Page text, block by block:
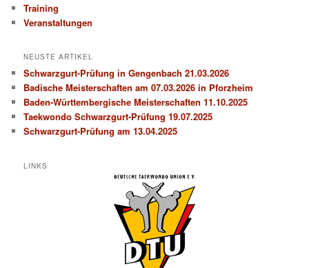
Training
Veranstaltungen
NEUSTE ARTIKEL
Schwarzgurt-Prüfung in Gengenbach 21.03.2026
Badische Meisterschaften am 07.03.2026 in Pforzheim
Baden-Württembergische Meisterschaften 11.10.2025
Taekwondo Schwarzgurt-Prüfung 19.07.2025
Schwarzgurt-Prüfung am 13.04.2025
LINKS